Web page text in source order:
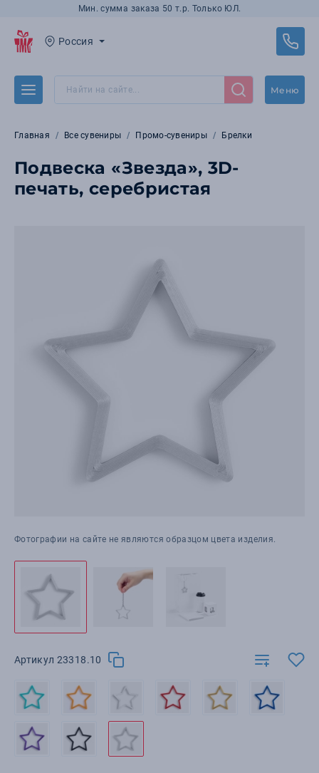
Мин. сумма заказа 50 т.р. Только ЮЛ.
Россия
Меню
Главная Все сувениры Промо-сувениры Брелки
Подвеска «Звезда», 3D-
печать, серебристая
Фотографии на сайте не являются образцом цвета изделия.
Артикул 23318.10